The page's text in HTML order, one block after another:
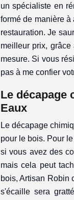
un spécialiste en
formé de manière à
restauration. Je
meilleur prix,
mesure. Si vous
pas à me confier
Le décapage
Eaux
Le décapage
pour le bois. Pour
si vous avez des
mais cela peut
bois, Artisan Robin
s'écaille sera